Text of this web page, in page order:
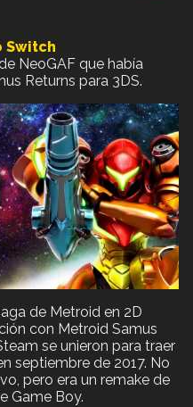
Switch
NeoGAF que había
Returns para 3DS.
de Metroid en 2D
con Metroid Samus
se unieron para traer
septiembre de 2017. No
pero era un remake de
Game Boy.